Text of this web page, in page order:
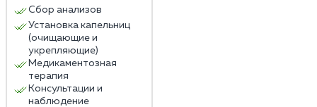
Сбор анализов
Установка капельниц
(очищающие и
укрепляющие)
Медикаментозная
терапия
Консультации и
наблюдение